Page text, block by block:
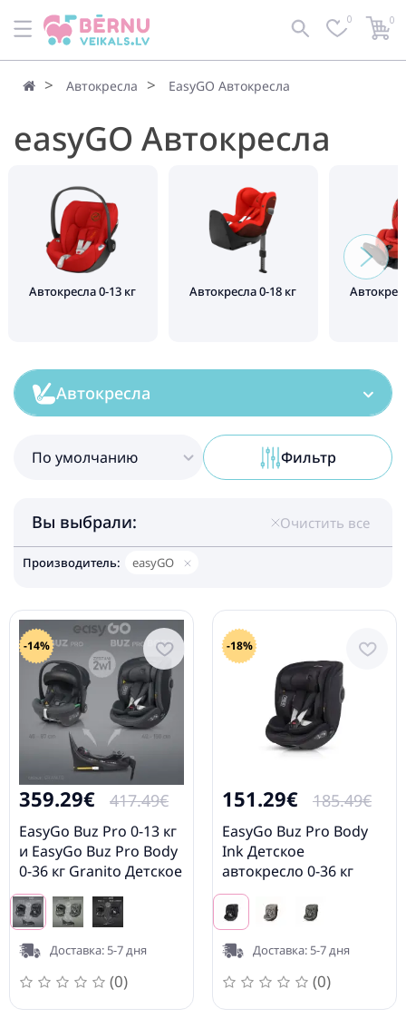
По умолчанию Фильтр 0 0
Автокресла EasyGO Автокресла
easyGO Автокресла
Автокресла 0-13 кг Автокресла 0-18 кг
Автокресла
Вы выбрали:
Производитель: easyGO
Очистить все
По умолчанию Фильтр
-14%
359.29€ 417.49€
EasyGo Buz Pro 0-13 кг
и EasyGo Buz Pro Body
0-36 кг Granito Детское
автокресло 2в1
Доставка: 5-7 дня
(0)
-18%
151.29€ 185.49€
EasyGo Buz Pro Body
Ink Детское
автокресло 0-36 кг
Доставка: 5-7 дня
(0)